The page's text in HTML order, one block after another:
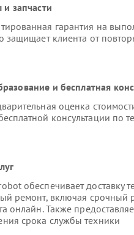
и запчасти
гарантия на
защищает клиента от
и бесплатная
оценка
консультации по
обеспечивает доставку
ремонт, включая срочный
онлайн. Также
срока службы техники